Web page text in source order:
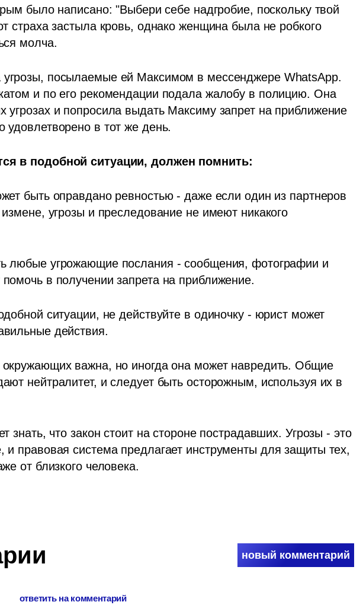
было написано: "Выбери себе надгробие, поскольку твой
страха застыла кровь, однако женщина была не робкого
молча.
угрозы, посылаемые ей Максимом в мессенджере WhatsApp.
и по его рекомендации подала жалобу в полицию. Она
угрозах и попросила выдать Максиму запрет на приближение
в тот же день.
в подобной ситуации, должен помнить:
быть оправдано ревностью - даже если один из партнеров
измене, угрозы и преследование не имеют никакого
любые угрожающие послания - сообщения, фотографии и
в получении запрета на приближение.
ситуации, не действуйте в одиночку - юрист может
действия.
важна, но иногда она может навредить. Общие
нейтралитет, и следует быть осторожным, используя их в
знать, что закон стоит на стороне пострадавших. Угрозы - это
и правовая система предлагает инструменты для защиты тех,
от близкого человека.
новый комментарий
ответить на комментарий